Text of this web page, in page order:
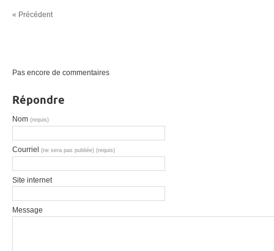
« Précédent
Pas encore de commentaires
Répondre
Nom (requis)
Courriel (ne sera pas publiée) (requis)
Site internet
Message